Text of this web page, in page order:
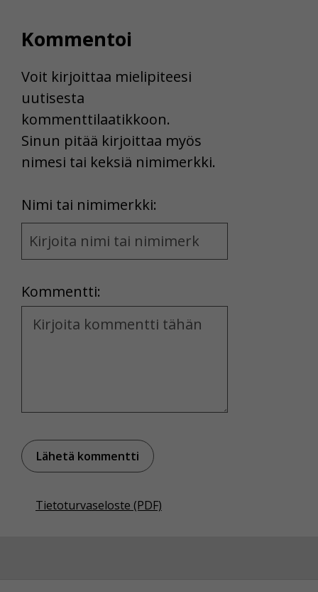
Kommentoi
Voit kirjoittaa mielipiteesi
uutisesta
kommenttilaatikkoon.
Sinun pitää kirjoittaa myös
nimesi tai keksiä nimimerkki.
Nimi tai nimimerkki:
Name
and
Kommentti:
Kommentti
Tietoturvaseloste (PDF)